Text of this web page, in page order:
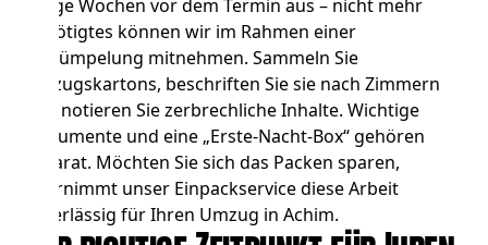
einige Wochen vor dem Termin aus – nicht mehr
Benötigtes können wir im Rahmen einer
Entrümpelung mitnehmen. Sammeln Sie
Umzugskartons, beschriften Sie sie nach Zimmern
und notieren Sie zerbrechliche Inhalte. Wichtige
Dokumente und eine „Erste-Nacht-Box“ gehören
separat. Möchten Sie sich das Packen sparen,
übernimmt unser Einpackservice diese Arbeit
zuverlässig für Ihren Umzug in Achim.